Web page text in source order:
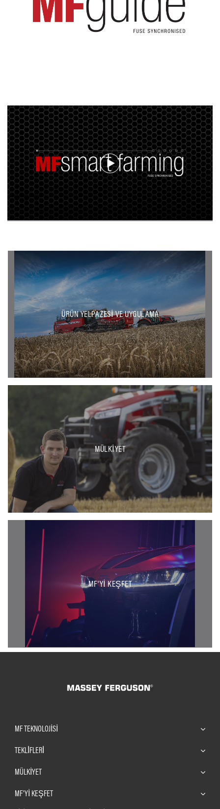
ÜRÜN YELPAZESI VE UYGULAMA
MÜLKIYET
MF'YI KEŞFET
MF TEKNOLOJISI
TEKLİFLERİ
MÜLKIYET
MF'YI KEŞFET